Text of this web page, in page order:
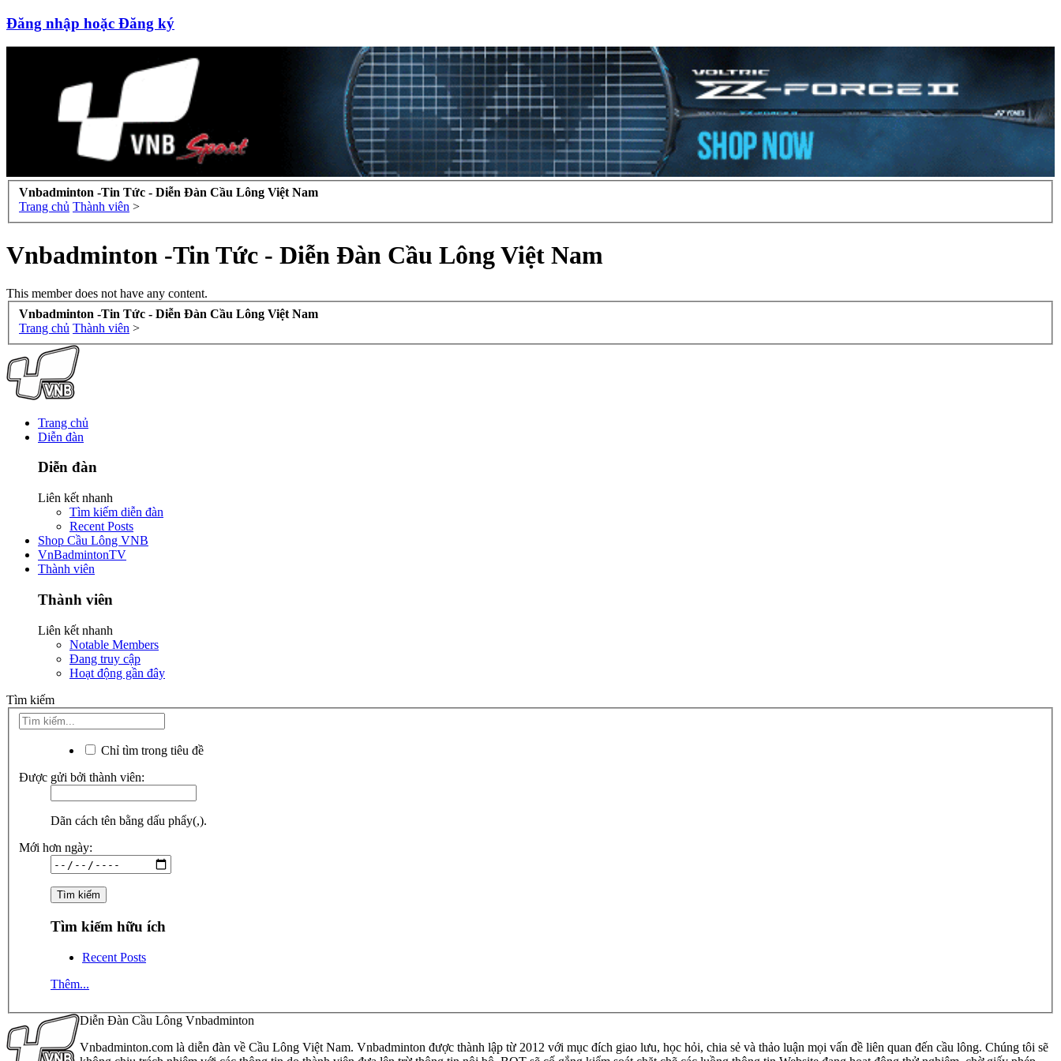
Đăng nhập hoặc Đăng ký
Vnbadminton -Tin Tức - Diễn Đàn Cầu Lông Việt Nam
Trang chủ Thành viên >
Vnbadminton -Tin Tức - Diễn Đàn Cầu Lông Việt Nam
This member does not have any content.
Vnbadminton -Tin Tức - Diễn Đàn Cầu Lông Việt Nam
Trang chủ Thành viên >
Trang chủ
Diễn đàn
Diễn đàn
Liên kết nhanh
Tìm kiếm diễn đàn
Recent Posts
Shop Cầu Lông VNB
VnBadmintonTV
Thành viên
Thành viên
Liên kết nhanh
Notable Members
Đang truy cập
Hoạt động gần đây
Tìm kiếm
Chỉ tìm trong tiêu đề
Được gửi bởi thành viên:
Dãn cách tên bằng dấu phẩy(,).
Mới hơn ngày:
Tìm kiếm hữu ích
Recent Posts
Thêm...
Diễn Đàn Cầu Lông Vnbadminton
Vnbadminton.com là diễn đàn về Cầu Lông Việt Nam. Vnbadminton được thành lập từ 2012 với mục đích giao lưu, học hỏi, chia sẻ và thảo luận mọi vấn đề liên quan đến cầu lông. Chúng tôi sẽ